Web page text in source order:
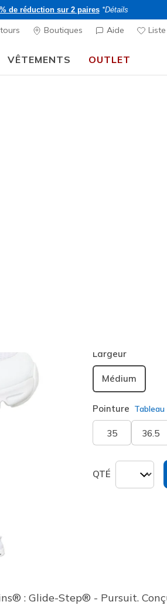
de réduction sur 2 paires *Détails
Boutiques Aide
VÊTEMENTS OUTLET
Largeur
Médium
Pointure
35 36.5
QTÉ
: Glide-Step® - Pursuit.